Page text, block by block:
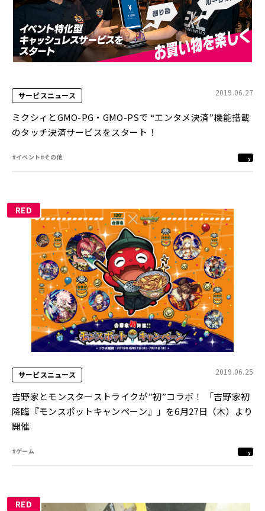
サービスニュース 2019.06.27
ミクシィとGMO-PG・GMO-PSで “エンタメ決済”機能搭載
のタッチ決済サービスをスタート！
#イベント#その他
RED
サービスニュース 2019.06.25
吉野家とモンスターストライクが”初”コラボ！ 「吉野家初
降臨『モンスポットキャンペーン』」を6月27日（木）より
開催
#ゲーム
RED